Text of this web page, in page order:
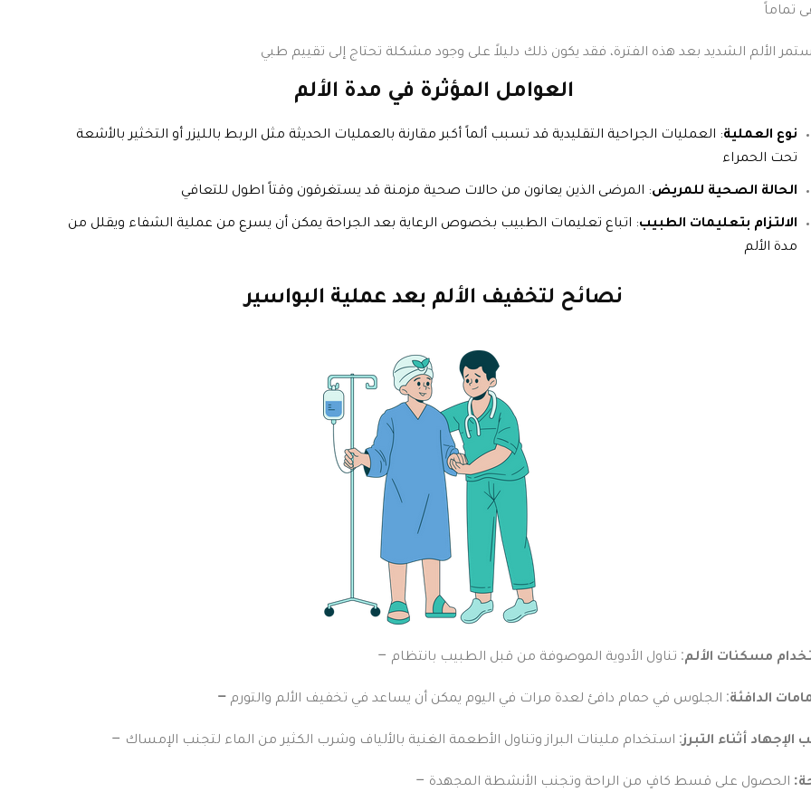
تماماً
الألم الشديد بعد هذه الفترة، فقد يكون ذلك دليلاً على وجود مشكلة تحتاج إلى تقييم طبي
العوامل المؤثرة في مدة الألم
نوع العملية: العمليات الجراحية التقليدية قد تسبب ألماً أكبر مقارنة بالعمليات الحديثة مثل الربط بالليزر أو التخثير بالأشعة
تحت الحمراء
الحالة الصحية للمريض: المرضى الذين يعانون من حالات صحية مزمنة قد يستغرقون وقتاً اطول للتعافي
الالتزام بتعليمات الطبيب: اتباع تعليمات الطبيب بخصوص الرعاية بعد الجراحة يمكن أن يسرع من عملية الشفاء ويقلل من
مدة الألم
نصائح لتخفيف الألم بعد عملية البواسير
– مسكنات الألم: تناول الأدوية الموصوفة من قبل الطبيب بانتظام
الدافئة: الجلوس في حمام دافئ لعدة مرات في اليوم يمكن أن يساعد في تخفيف الألم والتورم
– الإجهاد أثناء التبرز: استخدام ملينات البراز وتناول الأطعمة الغنية بالألياف وشرب الكثير من الماء لتجنب الإمساك
– الحصول على قسط كافٍ من الراحة وتجنب الأنشطة المجهدة